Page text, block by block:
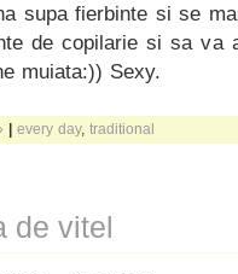
supa fierbinte si se
de copilarie si sa va
muiata:)) Sexy.
| every day, traditional
de vitel